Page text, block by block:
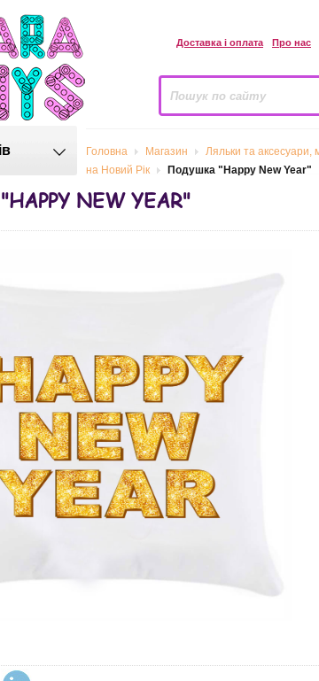
Доставка і оплата Про нас
Головна Магазин Ляльки та аксесуари,
на Новий Рік
Подушка "Happy New Year"
NEW YEAR"